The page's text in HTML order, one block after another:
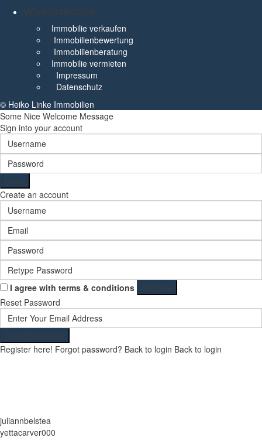
Wissenswertes
Immobilie verkaufen
Immobilienbewertung
Immobilienberatung
Immobilie vermieten
Impressum
Datenschutz
© Heiko Linke Immobilien
Some Nice Welcome Message
Sign into your account
Login
Create an account
I agree with terms & conditions
Register
Reset Password
Reset Password
Register here! Forgot password? Back to login Back to login
juliannbelstea
yettacarver000